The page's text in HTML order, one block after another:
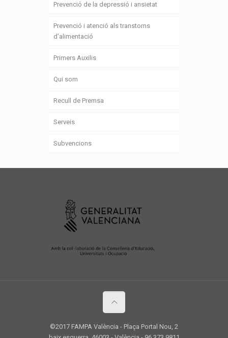
Prevenció de la depressió i ansietat
Prevenció i atenció als transtorns
d’alimentació
Primers Auxilis
Qui som
Recull de Premsa
Serveis
Subvencions
©2017 FAMPA València - Plaça Portal Nou, 2